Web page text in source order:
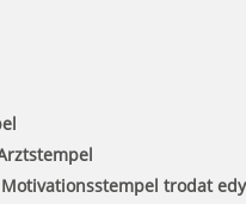
trodat